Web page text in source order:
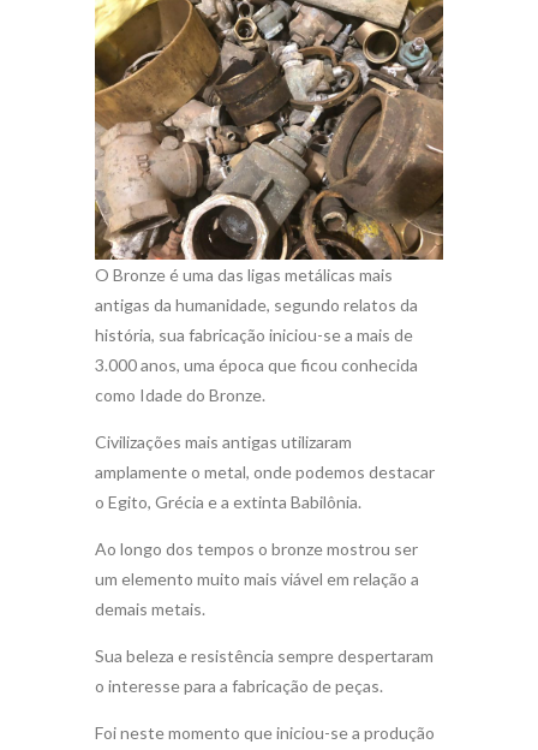
O Bronze é uma das ligas metálicas mais
antigas da humanidade, segundo relatos da
história, sua fabricação iniciou-se a mais de
3.000 anos, uma época que ficou conhecida
como Idade do Bronze.
Civilizações mais antigas utilizaram
amplamente o metal, onde podemos destacar
o Egito, Grécia e a extinta Babilônia.
Ao longo dos tempos o bronze mostrou ser
um elemento muito mais viável em relação a
demais metais.
Sua beleza e resistência sempre despertaram
o interesse para a fabricação de peças.
Foi neste momento que iniciou-se a produção